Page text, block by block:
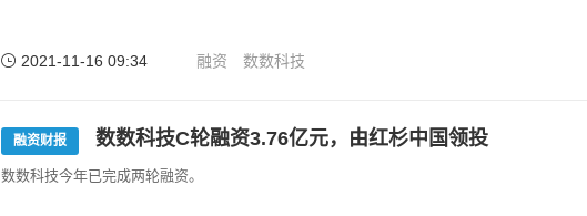
2021-11-16 09:34 融资 数数科技
融资财报 数数科技C轮融资3.76亿元，由红杉中国领投
数数科技今年已完成两轮融资。